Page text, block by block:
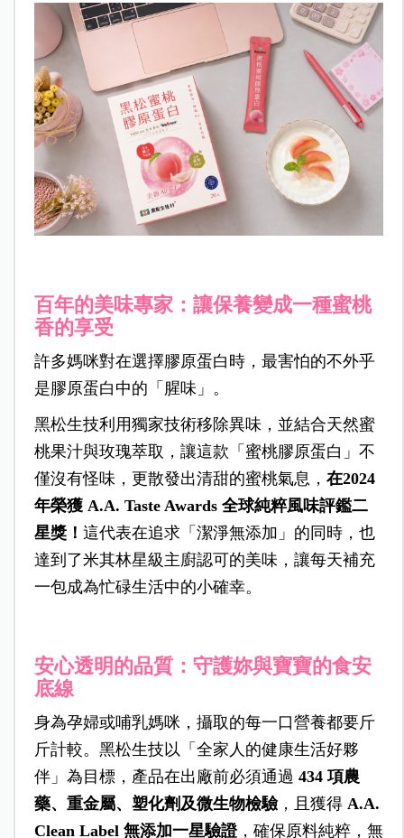
百年的美味專家：讓保養變成一種蜜桃
香的享受
許多媽咪對在選擇膠原蛋白時，最害怕的不外乎
是膠原蛋白中的「腥味」。
黑松生技利用獨家技術移除異味，並結合天然蜜
桃果汁與玫瑰萃取，讓這款「蜜桃膠原蛋白」不
僅沒有怪味，更散發出清甜的蜜桃氣息， 在2024
年榮獲 A.A. Taste Awards 全球純粹風味評鑑二
星獎！ 這代表在追求「潔淨無添加」的同時，也
達到了米其林星級主廚認可的美味，讓每天補充
一包成為忙碌生活中的小確幸。
安心透明的品質：守護妳與寶寶的食安
底線
身為孕婦或哺乳媽咪，攝取的每一口營養都要斤
斤計較。黑松生技以「全家人的健康生活好夥
伴」為目標，產品在出廠前必須通過 434 項農
藥、重金屬、塑化劑及微生物檢驗，且獲得 A.A.
Clean Label 無添加一星驗證，確保原料純粹，無